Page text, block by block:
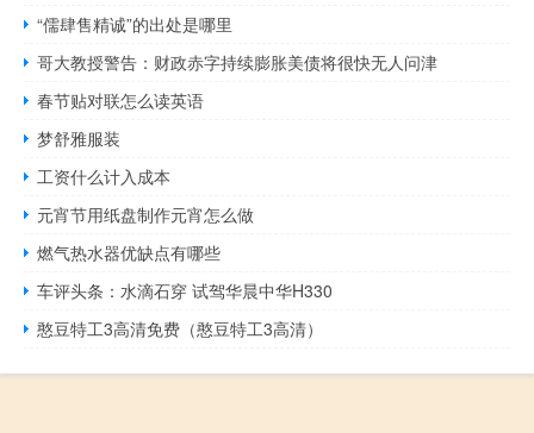
“儒肆售精诚”的出处是哪里
哥大教授警告：财政赤字持续膨胀美债将很快无人问津
春节贴对联怎么读英语
梦舒雅服装
工资什么计入成本
元宵节用纸盘制作元宵怎么做
燃气热水器优缺点有哪些
车评头条：水滴石穿 试驾华晨中华H330
憨豆特工3高清免费（憨豆特工3高清）